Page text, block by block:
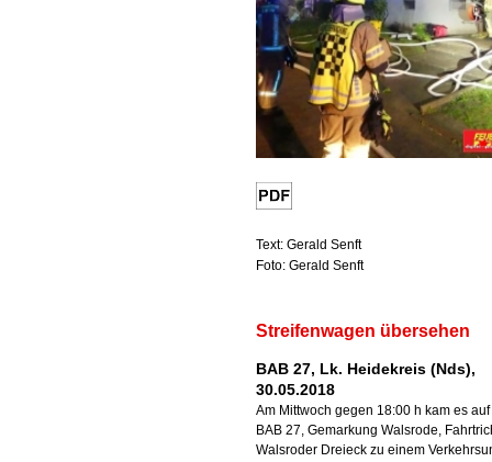
Text: Gerald Senft
Foto: Gerald Senft
Streifenwagen übersehen
BAB 27, Lk. Heidekreis (Nds),
30.05.2018
Am Mittwoch gegen 18:00 h kam es
BAB 27, Gemarkung Walsrode,
Walsroder Dreieck zu einem